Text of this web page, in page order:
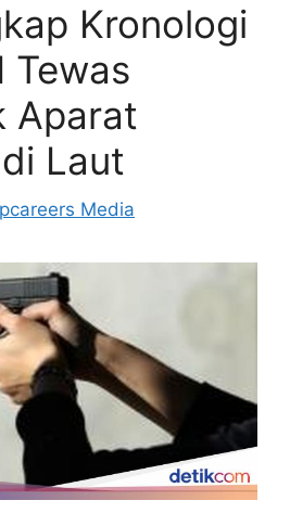
Kronologi
Tewas
Aparat
Laut
Media